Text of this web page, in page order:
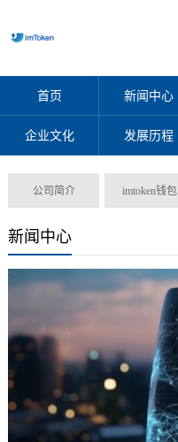
首页 新闻中心
企业文化 发展历程
公司简介 imtoken钱包
新闻中心